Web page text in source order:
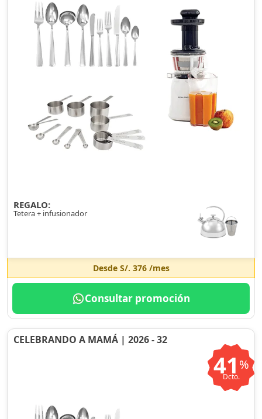
REGALO:
Tetera + infusionador
Desde S/. 376/mes
Consultar promoción
CELEBRANDO A MAMÁ | 2026 - 32
41 %
Dcto.